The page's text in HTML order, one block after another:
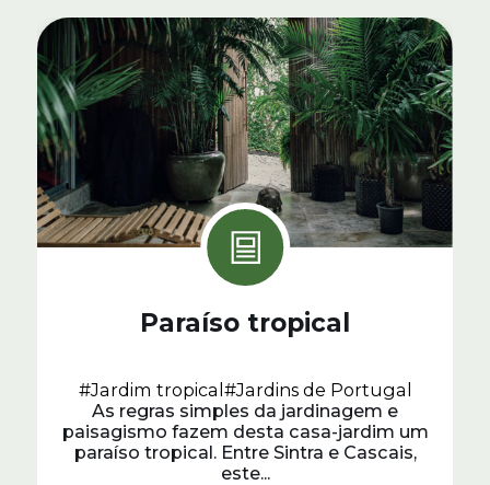
Paraíso tropical
#Jardim tropical#Jardins de Portugal
As regras simples da jardinagem e
paisagismo fazem desta casa-jardim um
paraíso tropical. Entre Sintra e Cascais,
este...